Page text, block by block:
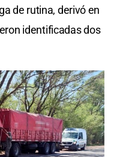
de rutina, derivó en
identificadas dos